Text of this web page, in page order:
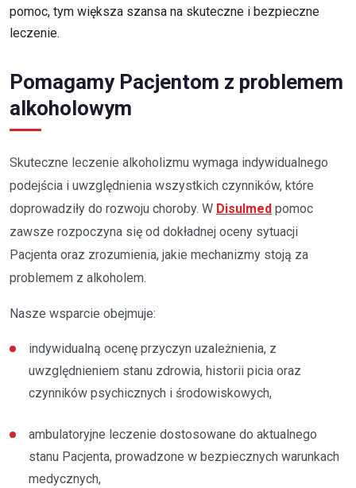
pomoc, tym większa szansa na skuteczne i bezpieczne
leczenie.
Pomagamy Pacjentom z problemem
alkoholowym
Skuteczne leczenie alkoholizmu wymaga indywidualnego
podejścia i uwzględnienia wszystkich czynników, które
doprowadziły do rozwoju choroby. W Disulmed pomoc
zawsze rozpoczyna się od dokładnej oceny sytuacji
Pacjenta oraz zrozumienia, jakie mechanizmy stoją za
problemem z alkoholem.
Nasze wsparcie obejmuje:
indywidualną ocenę przyczyn uzależnienia, z
uwzględnieniem stanu zdrowia, historii picia oraz
czynników psychicznych i środowiskowych,
ambulatoryjne leczenie dostosowane do aktualnego
stanu Pacjenta, prowadzone w bezpiecznych warunkach
medycznych,